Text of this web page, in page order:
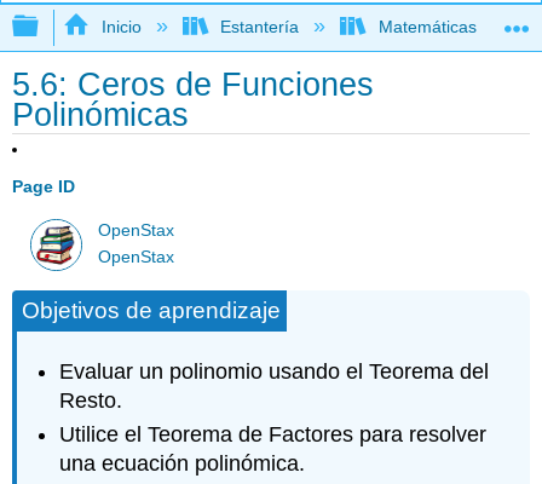
Expandir/contraer jerarquía global
Inicio Estantería Matemáticas
5.6: Ceros de Funciones
Polinómicas
Page ID
OpenStax
OpenStax
Objetivos de aprendizaje
Evaluar un polinomio usando el Teorema del
Resto.
Utilice el Teorema de Factores para resolver
una ecuación polinómica.